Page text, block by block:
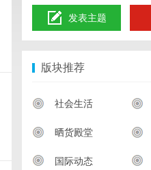
发表主题
版块推荐
社会生活
晒货殿堂
国际动态